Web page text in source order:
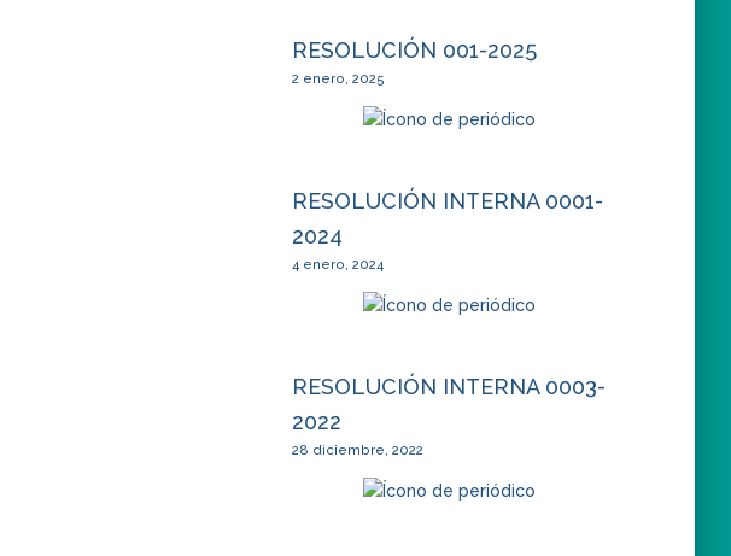
RESOLUCIÓN 001-2025
2 enero, 2025
RESOLUCIÓN INTERNA 0001-
2024
4 enero, 2024
RESOLUCIÓN INTERNA 0003-
2022
28 diciembre, 2022